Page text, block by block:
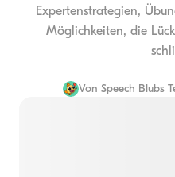
Expertenstrategien,
Möglichkeiten, die
Von Speech Blubs